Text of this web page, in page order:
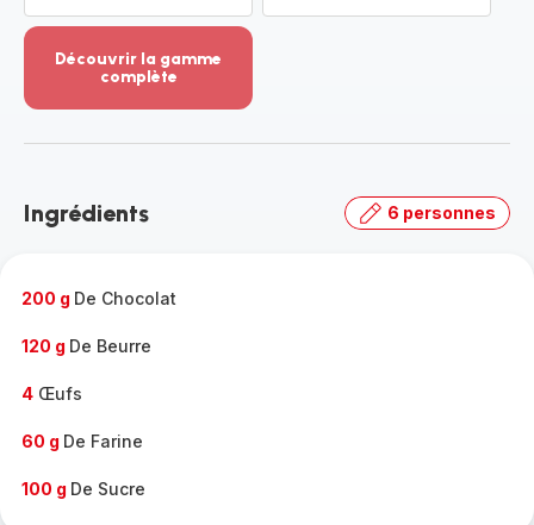
Découvrir la gamme
complète
-
gamme
Ingrédients 6 personnes
200 g De Chocolat
120 g De Beurre
4 Œufs
60 g De Farine
100 g De Sucre